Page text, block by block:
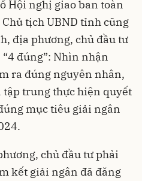
Hội nghị giao ban toàn
tịch UBND tỉnh cũng
địa phương, chủ đầu tư
đúng”: Nhìn nhận
ra đúng nguyên nhân,
tập trung thực hiện quyết
mục tiêu giải ngân
chủ đầu tư phải
kết giải ngân đã đăng